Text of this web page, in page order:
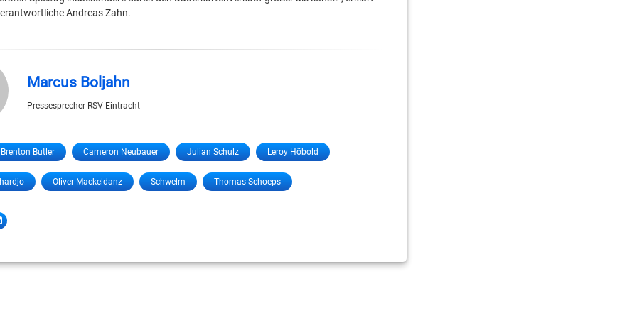
Andreas Zahn.
Marcus Boljahn
Pressesprecher RSV Eintracht
Brenton Butler Cameron Neubauer Julian Schulz Leroy Höbold
Oliver Mackeldanz Schwelm Thomas Schoeps